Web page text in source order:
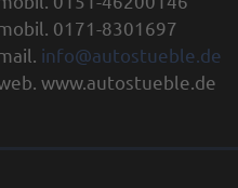
0171-8301697
info@autostueble.de
www.autostueble.de